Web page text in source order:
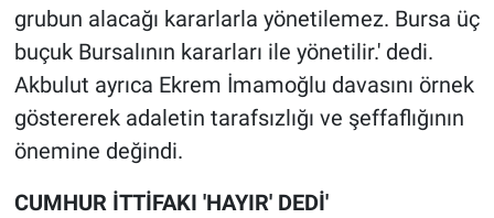
grubun alacağı kararlarla yönetilemez. Bursa üç
buçuk Bursalının kararları ile yönetilir.' dedi.
Akbulut ayrıca Ekrem İmamoğlu davasını örnek
göstererek adaletin tarafsızlığı ve şeffaflığının
önemine değindi.
CUMHUR İTTİFAKI 'HAYIR' DEDİ'